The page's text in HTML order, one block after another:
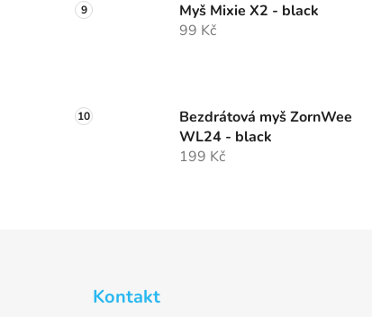
Myš Mixie X2 - black
99 Kč
Bezdrátová myš ZornWee
WL24 - black
199 Kč
Kontakt